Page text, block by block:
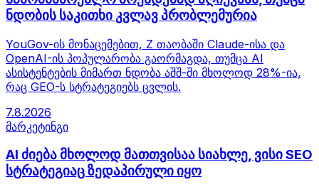
ნდობის საკითხი კვლავ პრობლემურია
YouGov-ის მონაცემებით, Z თაობაში Claude-ისა და
OpenAI-ის პოპულარობა გაორმაგდა, თუმცა AI
ასისტენტების მიმართ ნდობა აშშ-ში მხოლოდ 28%-ია,
რაც GEO-ს სტრატეგიებს ცვლის.
7.8.2026
მარკეტინგი
AI ძიება მხოლოდ მათთვისაა სიახლე, ვისი SEO
სტრატეგიაც ზედაპირული იყო